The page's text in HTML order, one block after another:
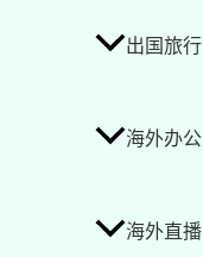
出国旅行
海外办公
海外直播